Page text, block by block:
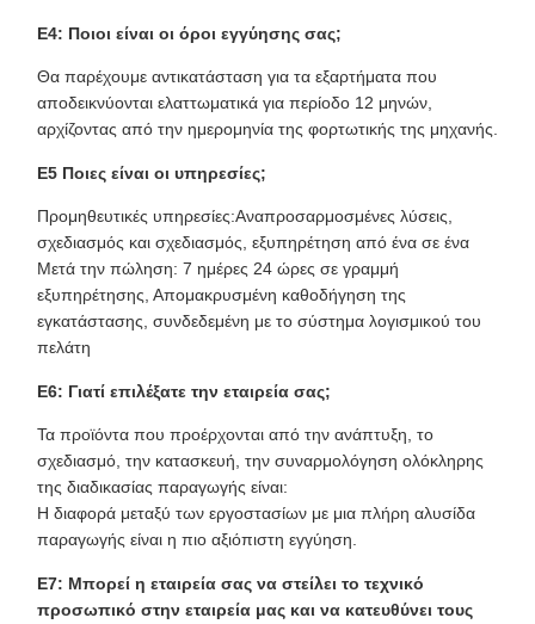
Ε4: Ποιοι είναι οι όροι εγγύησης σας;
Θα παρέχουμε αντικατάσταση για τα εξαρτήματα που
αποδεικνύονται ελαττωματικά για περίοδο 12 μηνών,
αρχίζοντας από την ημερομηνία της φορτωτικής της μηχανής.
Ε5 Ποιες είναι οι υπηρεσίες;
Προμηθευτικές υπηρεσίες:Αναπροσαρμοσμένες λύσεις,
σχεδιασμός και σχεδιασμός, εξυπηρέτηση από ένα σε ένα
Μετά την πώληση: 7 ημέρες 24 ώρες σε γραμμή
εξυπηρέτησης, Απομακρυσμένη καθοδήγηση της
εγκατάστασης, συνδεδεμένη με το σύστημα λογισμικού του
πελάτη
Ε6: Γιατί επιλέξατε την εταιρεία σας;
Τα προϊόντα που προέρχονται από την ανάπτυξη, το
σχεδιασμό, την κατασκευή, την συναρμολόγηση ολόκληρης
της διαδικασίας παραγωγής είναι:
Η διαφορά μεταξύ των εργοστασίων με μια πλήρη αλυσίδα
παραγωγής είναι η πιο αξιόπιστη εγγύηση.
Ε7: Μπορεί η εταιρεία σας να στείλει το τεχνικό
προσωπικό στην εταιρεία μας και να κατευθύνει τους